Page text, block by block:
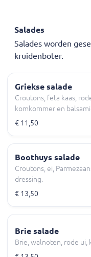
Salades
Salades worden
kruidenboter.
Griekse salade
Croutons, feta kaas,
komkommer en
€ 11,50
Boothuys salade
Croutons, ei,
dressing.
€ 13,50
Brie salade
Brie, walnoten, rode ui,